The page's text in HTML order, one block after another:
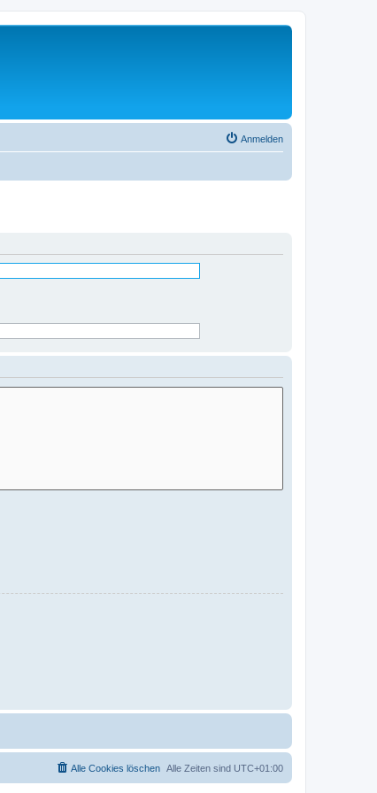
Anmelden
Alle Zeiten sind UTC+01:00
Alle Cookies löschen